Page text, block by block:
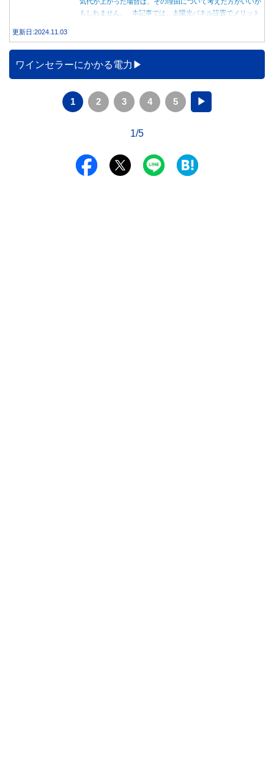
気代が上がった場合は、その理由について考えた方がいいか
もしれません。 本記事では、太陽光パネル設置でメリット
更新日:2024.11.03
ワインセラーにかかる電力
1 2 3 4 5 ▶
1/5